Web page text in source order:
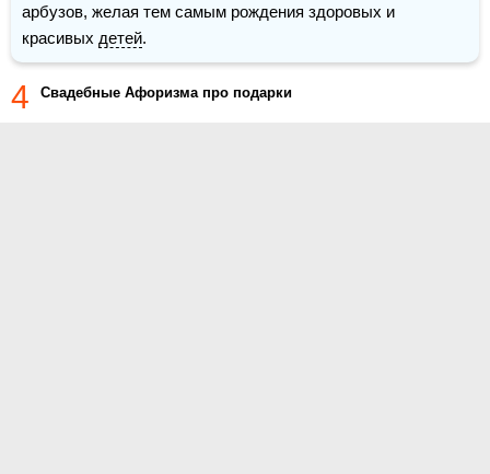
арбузов, желая тем самым рождения здоровых и
красивых детей.
4 Cвадебные Афоризма про подарки